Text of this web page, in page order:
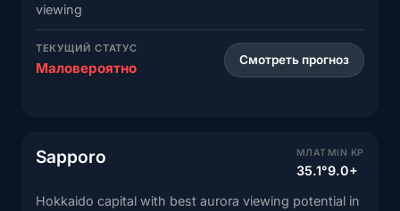
viewing
ТЕКУЩИЙ СТАТУС
Маловероятно Смотреть прогноз
Sapporo МЛАТ
35.1°
MIN KP
9.0+
Hokkaido capital with best aurora viewing potential in